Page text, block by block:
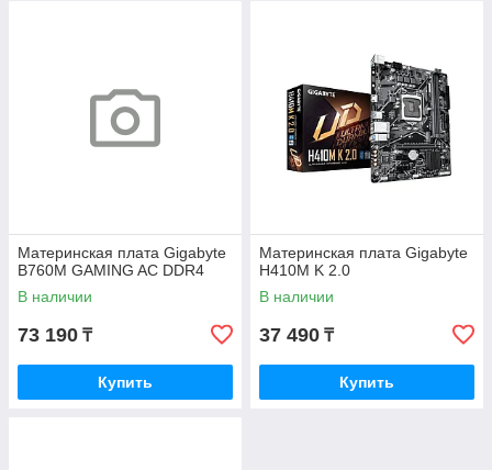
Материнская плата Gigabyte
B760M GAMING AC DDR4
В наличии
73 190 ₸
Купить
Материнская плата Gigabyte
H410M K 2.0
В наличии
37 490 ₸
Купить